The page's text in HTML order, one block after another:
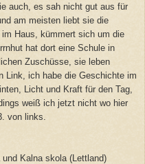
auch, es sah nicht gut aus für
am meisten liebt sie die
Haus, kümmert sich um die
hat dort eine Schule in
Zuschüsse, sie leben
Link, ich habe die Geschichte im
Licht und Kraft für den Tag,
weiß ich jetzt nicht wo hier
von links.
Kalna skola (Lettland)